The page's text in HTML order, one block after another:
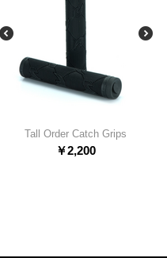
Tall Order Catch Grips
￥2,200